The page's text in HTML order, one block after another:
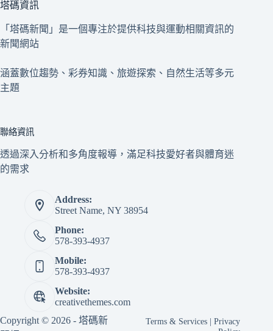
塔碼資訊
「塔碼新聞」是一個專注於提供科技與運動相關資訊的
新聞網站
涵蓋數位趨勢、彩券知識、旅遊探索、自然生活等多元
主題
聯絡資訊
透過深入分析和多角度報導，滿足科技愛好者與體育迷
的需求
Address:
Street Name, NY 38954
Phone:
578-393-4937
Mobile:
578-393-4937
Website:
creativethemes.com
Copyright © 2026 - 塔碼新
Terms & Services |Privacy